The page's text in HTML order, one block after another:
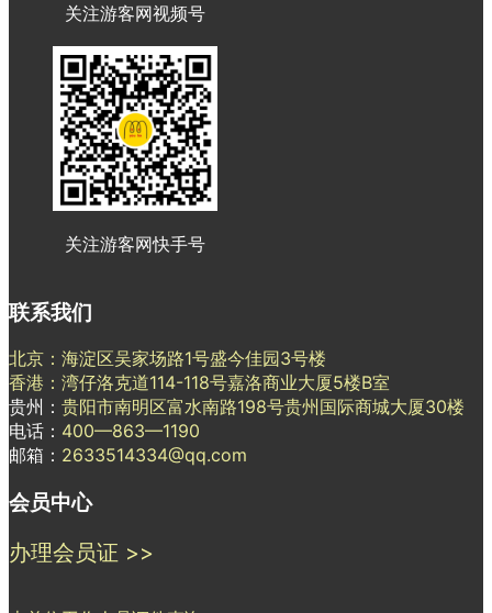
关注游客网视频号
关注游客网快手号
联系我们
北京：海淀区吴家场路1号盛今佳园3号楼
香港：湾仔洛克道114-118号嘉洛商业大厦5楼B室
贵州： 贵阳市南明区富水南路198号贵州国际商城大厦30楼
电话： 400—863—1190
邮箱： 2633514334@qq.com
会员中心
办理会员证 >>